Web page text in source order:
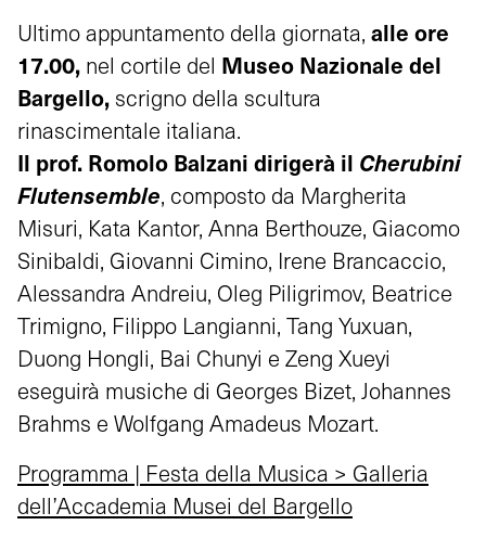
Ultimo appuntamento della giornata, alle ore
17.00, nel cortile del Museo Nazionale del
Bargello, scrigno della scultura
rinascimentale italiana.
Il prof. Romolo Balzani dirigerà il Cherubini
Flutensemble, composto da Margherita
Misuri, Kata Kantor, Anna Berthouze, Giacomo
Sinibaldi, Giovanni Cimino, Irene Brancaccio,
Alessandra Andreiu, Oleg Piligrimov, Beatrice
Trimigno, Filippo Langianni, Tang Yuxuan,
Duong Hongli, Bai Chunyi e Zeng Xueyi
eseguirà musiche di Georges Bizet, Johannes
Brahms e Wolfgang Amadeus Mozart.
Programma | Festa della Musica > Galleria
dell’Accademia Musei del Bargello